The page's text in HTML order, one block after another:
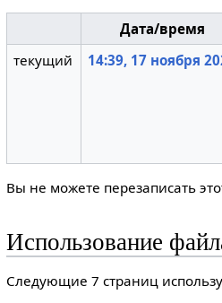
Дата/время
текущий
14:39, 17 ноября
Вы не можете перезаписать
Использование
Следующие 7 страниц